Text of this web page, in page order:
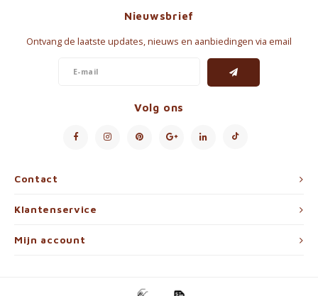
Contact
Nieuwsbrief
Ontvang de laatste updates, nieuws en aanbiedingen via email
Volg ons
Klantenservice
Mijn account